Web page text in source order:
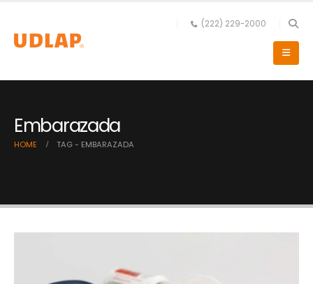
(222) 229-2000
Embarazada
HOME TAG - EMBARAZADA